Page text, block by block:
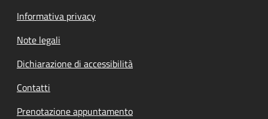
Informativa privacy
Note legali
Dichiarazione di accessibilità
Contatti
Prenotazione appuntamento